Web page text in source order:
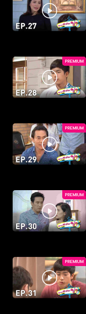
PREMIUM
PREMIUM
PREMIUM
PREMIUM